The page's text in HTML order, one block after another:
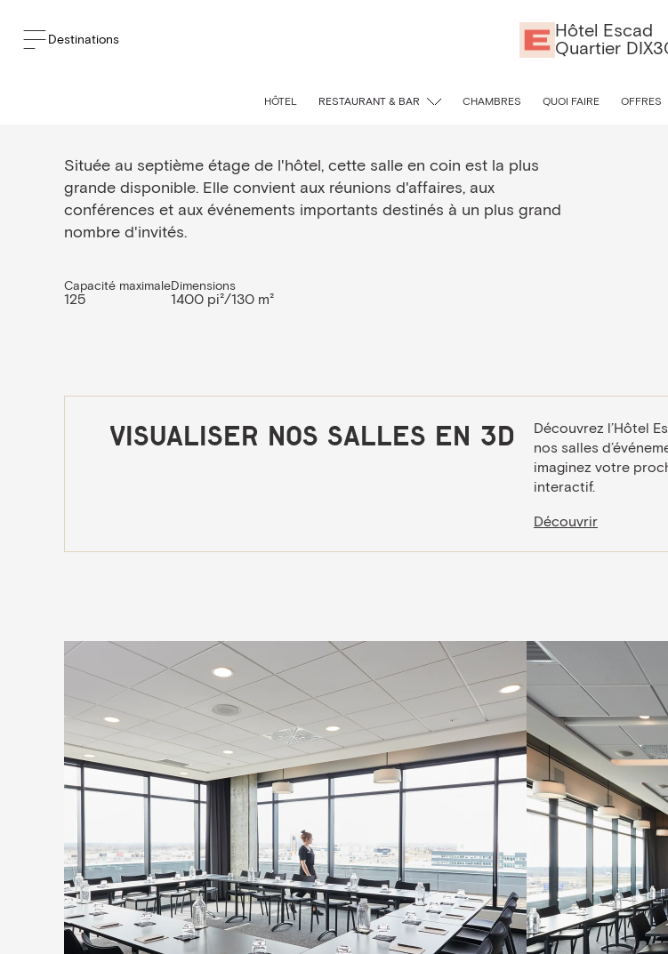
Destinations
Hôtel Escad
Quartier
HÔTEL RESTAURANT & BAR CHAMBRES QUOI FAIRE OFFRES
Située au septième étage de l'hôtel, cette salle en coin est la plus
grande disponible. Elle convient aux réunions d'affaires, aux
conférences et aux événements importants destinés à un plus grand
nombre d'invités.
Capacité maximale
125
Dimensions
1400 pi²/130 m²
Visualiser nos salles en 3D
Découvrez l’Hôtel
nos salles
imaginez votre
interactif.
Découvrir